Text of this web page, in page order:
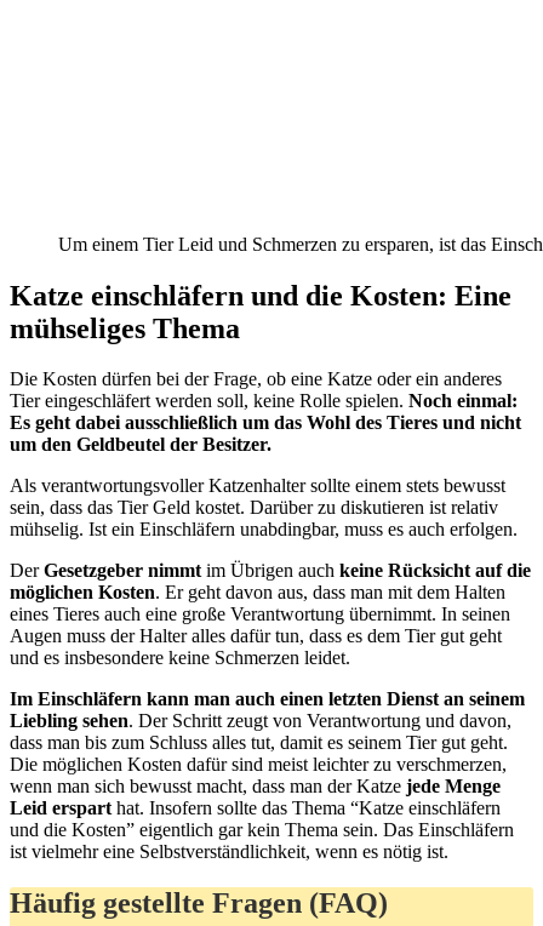
Um einem Tier Leid und Schmerzen zu ersparen, ist das
Katze einschläfern und die Kosten: Eine
mühseliges Thema
Die Kosten dürfen bei der Frage, ob eine Katze oder ein anderes
Tier eingeschläfert werden soll, keine Rolle spielen. Noch einmal:
Es geht dabei ausschließlich um das Wohl des Tieres und nicht
um den Geldbeutel der Besitzer.
Als verantwortungsvoller Katzenhalter sollte einem stets bewusst
sein, dass das Tier Geld kostet. Darüber zu diskutieren ist relativ
mühselig. Ist ein Einschläfern unabdingbar, muss es auch erfolgen.
DerGesetzgeber nimmtim Übrigen auch keine Rücksicht auf die
möglichen Kosten. Er geht davon aus, dass man mit dem Halten
eines Tieres auch eine große Verantwortung übernimmt. In seinen
Augen muss der Halter alles dafür tun, dass es dem Tier gut geht
und es insbesondere keine Schmerzen leidet.
Im Einschläfern kann man auch einen letzten Dienst an seinem
Liebling sehen. Der Schritt zeugt von Verantwortung und davon,
dass man bis zum Schluss alles tut, damit es seinem Tier gut geht.
Die möglichen Kosten dafür sind meist leichter zu verschmerzen,
wenn man sich bewusst macht, dass man der Katze jede Menge
Leid ersparthat. Insofern sollte das Thema “Katze einschläfern
und die Kosten” eigentlich gar kein Thema sein. Das Einschläfern
ist vielmehr eine Selbstverständlichkeit, wenn es nötig ist.
Häufig gestellte Fragen (FAQ)